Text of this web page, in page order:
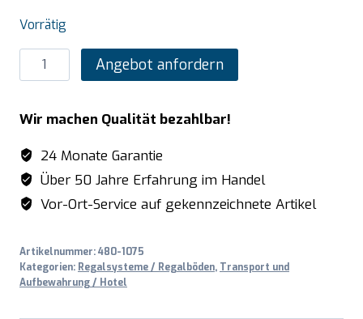
Vorrätig
SARO
Alu-
mit
Kunstoffrosten
475x532mm
Menge
Angebot anfordern
Wir machen Qualität bezahlbar!
24 Monate Garantie
Über 50 Jahre Erfahrung im Handel
Vor-Ort-Service auf gekennzeichnete Artikel
Artikelnummer:480-1075
Kategorien: Regalsysteme / Regalböden, Transport und
Aufbewahrung / Hotel